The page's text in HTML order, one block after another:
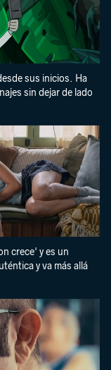
sus inicios. Ha
sin dejar de lado
crece' y es un
y va más allá